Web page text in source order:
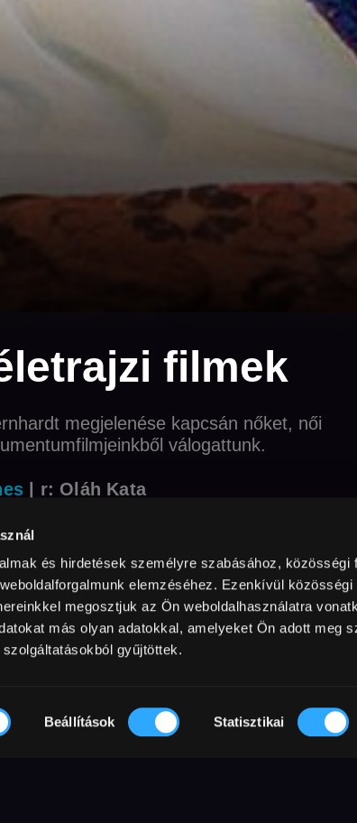
és hirdetések személyre szabásához, közösségi
elemzéséhez. Ezenkívül közösségi
megosztjuk az Ön weboldalhasználatra
más olyan adatokkal, amelyeket Ön adott meg
gyűjtöttek.
Beállítások Statisztikai
filmek
megjelenése kapcsán nőket, női
válogattunk.
| r: Oláh Kata
bajnoka, a Nemzet Sportolója.
Életpályája egyedülálló erőről és
szerény, okos gondolatai, tanácsai
portré dokumentumfilm
szolgálhat mindannyiunk számára.
Egy komoly műtét után Sacha